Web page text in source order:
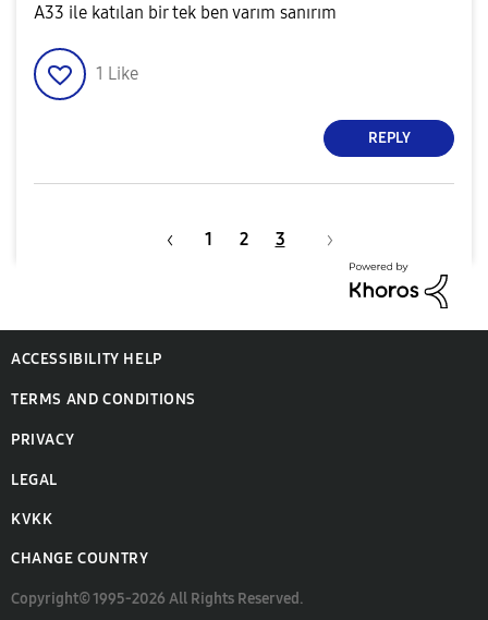
A33 ile katılan bir tek ben varım sanırım
1 Like
REPLY
1 2 3
ACCESSIBILITY HELP
TERMS AND CONDITIONS
PRIVACY
LEGAL
KVKK
CHANGE COUNTRY
Copyright© 1995-2026 All Rights Reserved.